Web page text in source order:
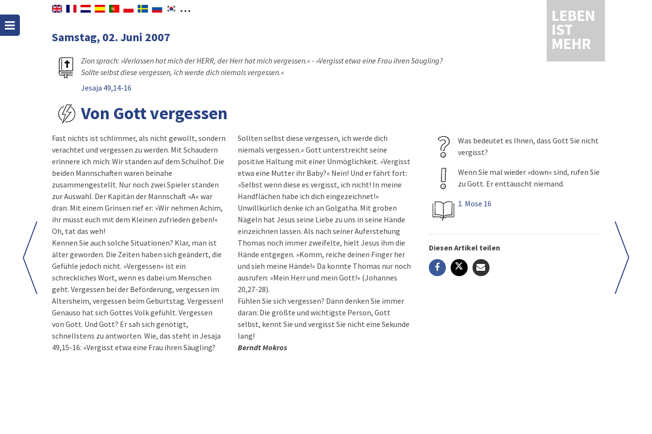
LEBEN
IST
MEHR
Samstag, 02. Juni 2007
Zion sprach: »Verlassen hat mich der HERR, der Herr hat mich vergessen.« - »Vergisst etwa eine Frau ihren Säugling?
Sollte selbst diese vergessen, ich werde dich niemals vergessen.«
Jesaja 49,14-16
Von Gott vergessen
Fast nichts ist schlimmer, als nicht gewollt, sondern
verachtet und vergessen zu werden. Mit Schaudern
erinnere ich mich: Wir standen auf dem Schulhof. Die
beiden Mannschaften waren beinahe
zusammengestellt. Nur noch zwei Spieler standen
zur Auswahl. Der Kapitän der Mannschaft »A« war
dran. Mit einem Grinsen rief er: »Wir nehmen Achim,
ihr müsst euch mit dem Kleinen zufrieden geben!«
Oh, tat das weh!
Kennen Sie auch solche Situationen? Klar, man ist
älter geworden. Die Zeiten haben sich geändert, die
Gefühle jedoch nicht. »Vergessen« ist ein
schreckliches Wort, wenn es dabei um Menschen
geht. Vergessen bei der Beförderung, vergessen im
Altersheim, vergessen beim Geburtstag. Vergessen!
Genauso hat sich Gottes Volk gefühlt. Vergessen
von Gott. Und Gott? Er sah sich genötigt,
schnellstens zu antworten. Wie, das steht in Jesaja
49,15-16: »Vergisst etwa eine Frau ihren Säugling?
Sollten selbst diese vergessen, ich werde dich
niemals vergessen.« Gott unterstreicht seine
positive Haltung mit einer Unmöglichkeit. »Vergisst
etwa eine Mutter ihr Baby?« Nein! Und er fährt fort:
»Selbst wenn diese es vergisst, ich nicht! In meine
Handflächen habe ich dich eingezeichnet!«
Unwillkürlich denke ich an Golgatha. Mit groben
Nägeln hat Jesus seine Liebe zu uns in seine Hände
einzeichnen lassen. Als nach seiner Auferstehung
Thomas noch immer zweifelte, hielt Jesus ihm die
Hände entgegen. »Komm, reiche deinen Finger her
und sieh meine Hände!« Da konnte Thomas nur noch
ausrufen: »Mein Herr und mein Gott!« (Johannes
20,27-28).
Fühlen Sie sich vergessen? Dann denken Sie immer
daran: Die größte und wichtigste Person, Gott
selbst, kennt Sie und vergisst Sie nicht eine Sekunde
lang!
Berndt Mokros
Was bedeutet es Ihnen, dass Gott Sie nicht
vergisst?
Wenn Sie mal wieder »down« sind, rufen Sie
zu Gott. Er enttäuscht niemand.
1. Mose 16
Diesen Artikel teilen